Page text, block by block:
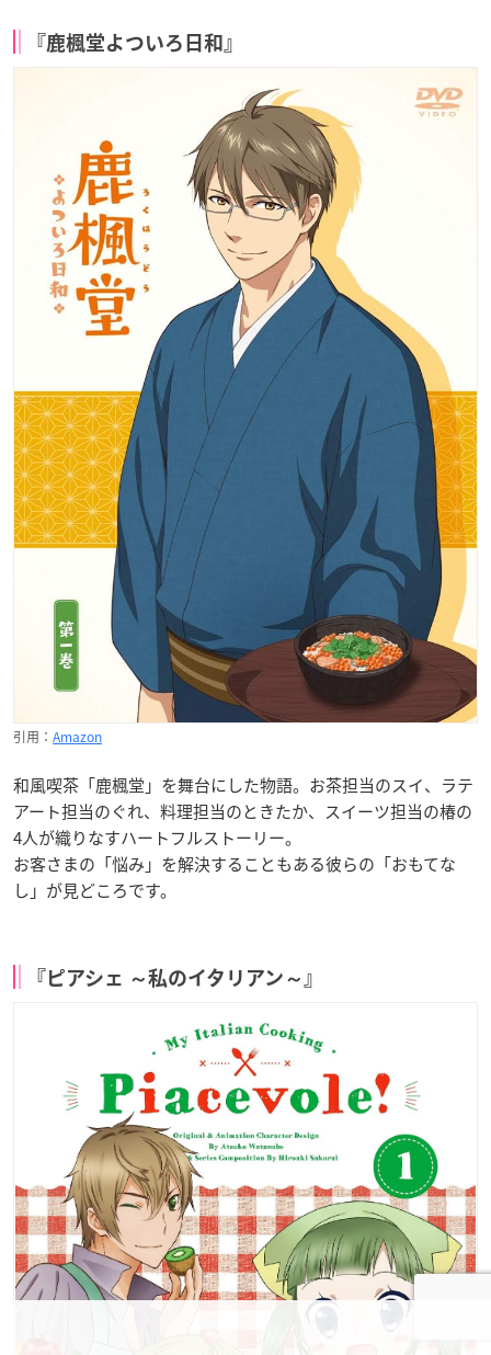
『鹿楓堂よついろ日和』
引用： Amazon
和風喫茶「鹿楓堂」を舞台にした物語。お茶担当のスイ、ラテ
アート担当のぐれ、料理担当のときたか、スイーツ担当の椿の
4人が織りなすハートフルストーリー。
お客さまの「悩み」を解決することもある彼らの「おもてな
し」が見どころです。
『ピアシェ ～私のイタリアン～』